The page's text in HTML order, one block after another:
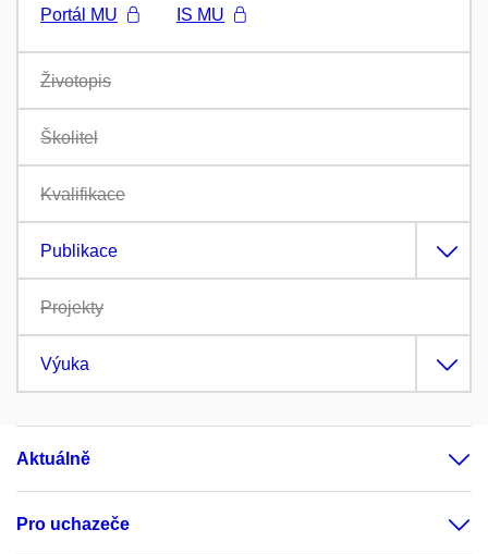
Portál MU
IS MU
Životopis
Školitel
Kvalifikace
Publikace
Projekty
Výuka
Aktuálně
Pro uchazeče